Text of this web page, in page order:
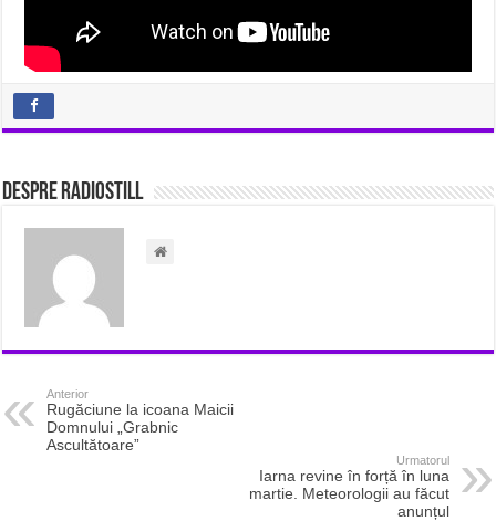
Despre radiostill
Anterior
Rugăciune la icoana Maicii
Domnului „Grabnic
Ascultătoare”
Urmatorul
Iarna revine în forță în luna
martie. Meteorologii au făcut
anunțul